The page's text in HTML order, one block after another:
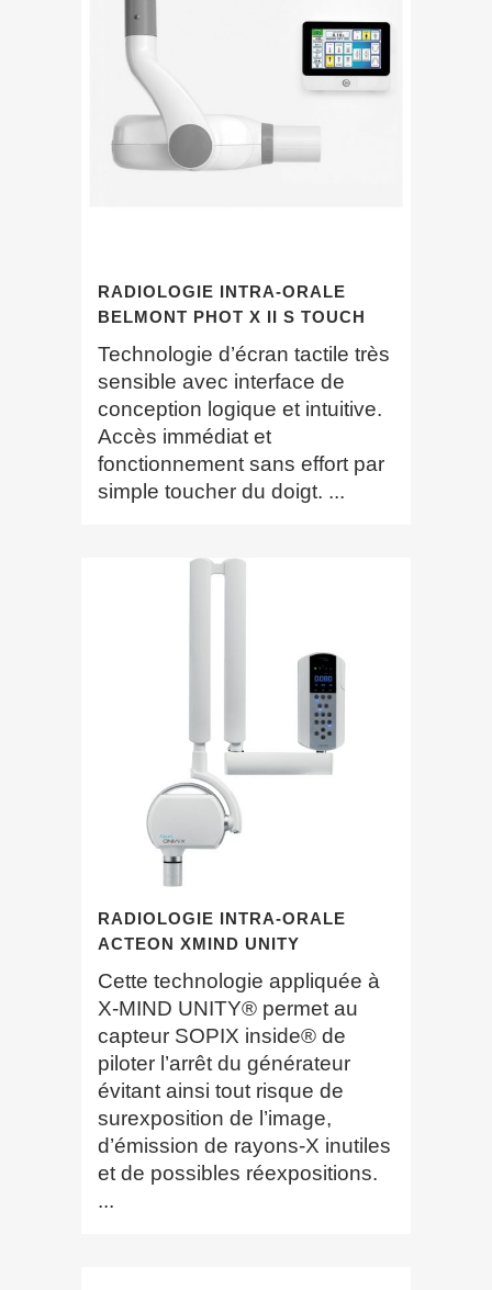
RADIOLOGIE INTRA-ORALE
BELMONT PHOT X II S TOUCH
Technologie d’écran tactile très
sensible avec interface de
conception logique et intuitive.
Accès immédiat et
fonctionnement sans effort par
simple toucher du doigt. ...
RADIOLOGIE INTRA-ORALE
ACTEON XMIND UNITY
Cette technologie appliquée à
X-MIND UNITY® permet au
capteur SOPIX inside® de
piloter l’arrêt du générateur
évitant ainsi tout risque de
surexposition de l’image,
d’émission de rayons-X inutiles
et de possibles réexpositions.
...